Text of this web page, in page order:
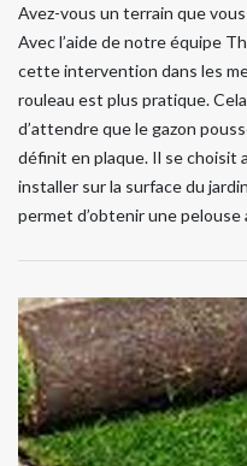
Avez-vous un terrain que
Avec l’aide de notre équipe
cette intervention dans les
rouleau est plus pratique.
d’attendre que le gazon
définit en plaque. Il se choisit
installer sur la surface du
permet d’obtenir une